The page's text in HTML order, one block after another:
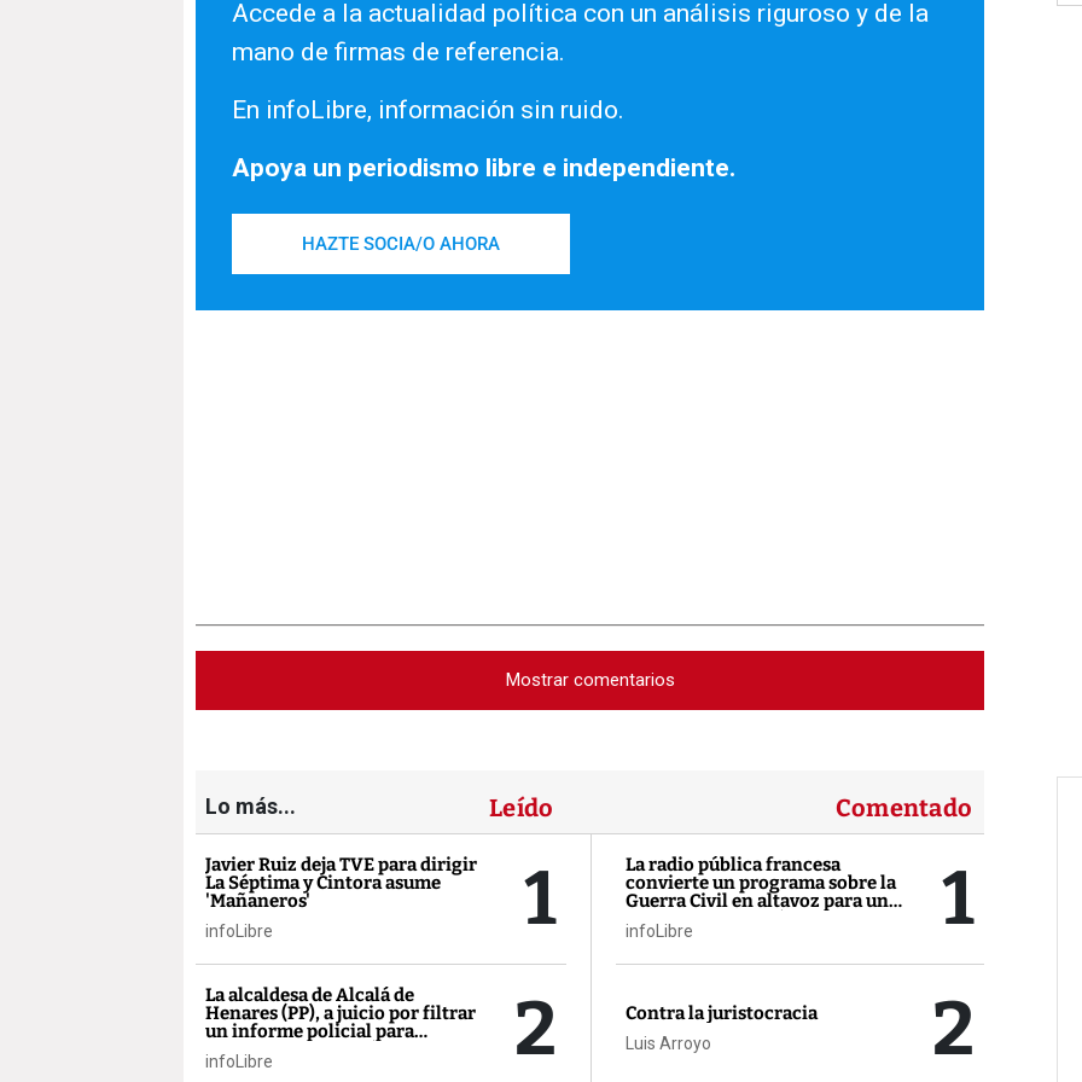
Accede a la actualidad política con un análisis riguroso y de la
mano de firmas de referencia.
En infoLibre, información sin ruido.
Apoya un periodismo libre e independiente.
HAZTE SOCIA/O AHORA
Mostrar comentarios
Lo más... Leído Comentado
Javier Ruiz deja TVE para dirigir
La Séptima y Cintora asume
'Mañaneros'
infoLibre 1
La alcaldesa de Alcalá de
Henares (PP), a juicio por filtrar
un informe policial para
vincular inmigración y
delincuencia
infoLibre 2
La radio pública francesa
convierte un programa sobre la
Guerra Civil en altavoz para un
activista contra Sánchez
infoLibre 1
Contra la juristocracia
Luis Arroyo 2